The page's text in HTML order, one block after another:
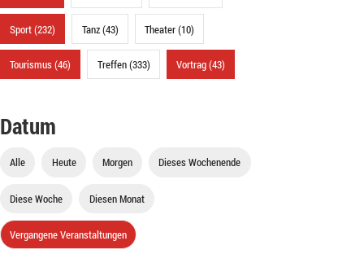
Sport (232) Tanz (43) Theater (10)
Tourismus (46) Treffen (333) Vortrag (43)
Datum
Alle Heute Morgen Dieses Wochenende
Diese Woche Diesen Monat
Vergangene Veranstaltungen